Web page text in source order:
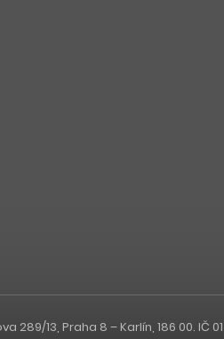
13, Praha 8 – Karlín, 186 00. IČ